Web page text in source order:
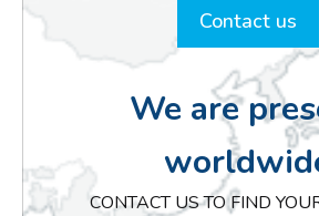
Contact us
We are
CONTACT US TO FIND